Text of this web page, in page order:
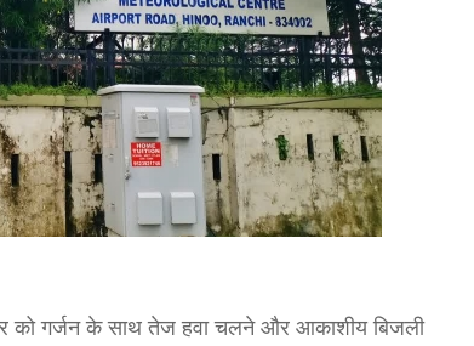
को गर्जन के साथ तेज हवा चलने और आकाशीय बिजली